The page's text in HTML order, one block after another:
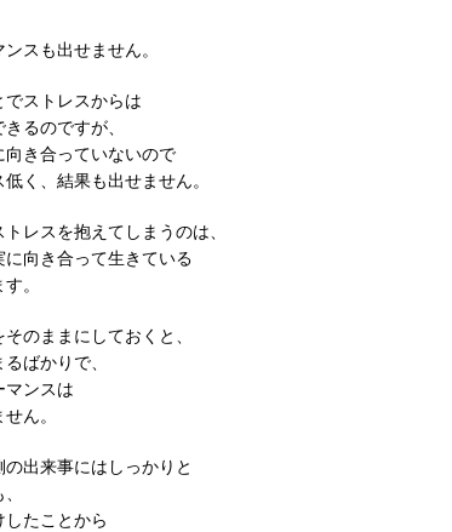
スも出せません。
でストレスからは
るのですが、
向き合っていないので
く、結果も出せません。
レスを抱えてしまうのは、
に向き合って生きている
。
のままにしておくと、
ばかりで、
マンスは
ん。
出来事にはしっかりと
したことから